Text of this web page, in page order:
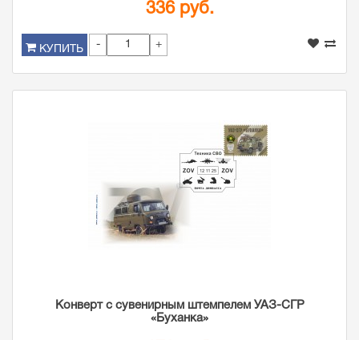
336 руб.
КУПИТЬ - +
Конверт с сувенирным штемпелем УАЗ-СГР
«Буханка»